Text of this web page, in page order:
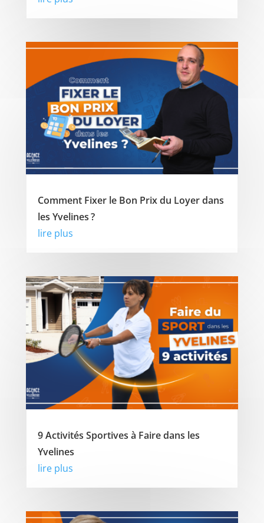
Comment Fixer le Bon Prix du Loyer dans
les Yvelines ?
lire plus
9 Activités Sportives à Faire dans les
Yvelines
lire plus